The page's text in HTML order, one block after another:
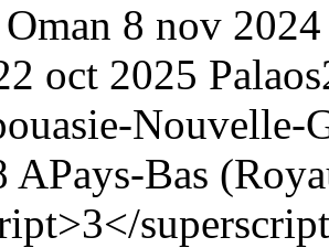
Oman 8 nov
oct 2025 Palaos
Nouvelle-
APays-Bas